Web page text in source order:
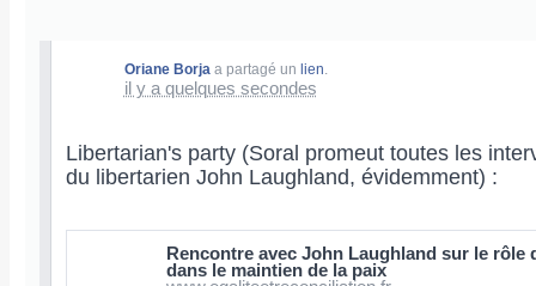
Oriane Borja a partagé un lien
il y a quelques secondes
Libertarian's party (Soral promeut toutes les
du libertarien John Laughland, évidemment) :
Rencontre avec John Laughland sur le rôle
dans le maintien de la paix